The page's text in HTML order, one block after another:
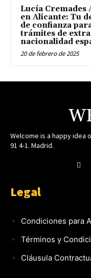
Lucía Cremades
en Alicante: Tu
de confianza
trámites de
nacionalidad
20 de febrero de 2025
Welcome is a happy idea
91 4-1. Madrid.
Legal
Condiciones para
Términos y
Cláusula